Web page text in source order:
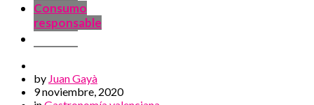
Consumo
responsable
by Juan Gayà
9 noviembre, 2020